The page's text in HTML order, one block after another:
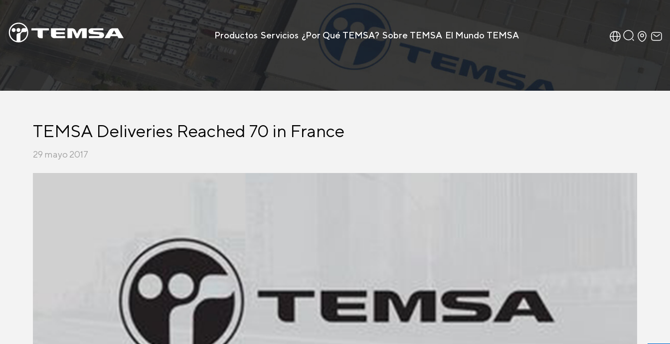
Productos Servicios ¿Por Qué TEMSA? Sobre TEMSA El Mundo TEMSA
TEMSA Deliveries Reached 70 in France
29 mayo 2017